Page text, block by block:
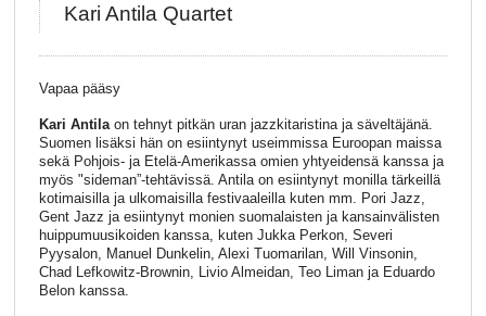
Kari Antila Quartet
Vapaa pääsy
Kari Antilaon tehnyt pitkän uran jazzkitaristina ja säveltäjänä.
Suomen lisäksi hän on esiintynyt useimmissa Euroopan maissa
sekä Pohjois- ja Etelä-Amerikassa omien yhtyeidensä kanssa ja
myös "sideman”-tehtävissä. Antila on esiintynyt monilla tärkeillä
kotimaisilla ja ulkomaisilla festivaaleilla kuten mm. Pori Jazz,
Gent Jazz ja esiintynyt monien suomalaisten ja kansainvälisten
huippumuusikoiden kanssa, kuten Jukka Perkon, Severi
Pyysalon, Manuel Dunkelin, Alexi Tuomarilan, Will Vinsonin,
Chad Lefkowitz-Brownin, Livio Almeidan, Teo Liman ja Eduardo
Belon kanssa.